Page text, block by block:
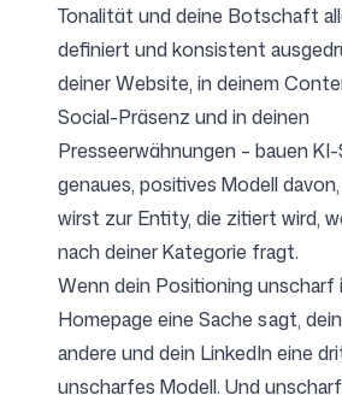
Tonalität und deine Botschaft
definiert und konsistent
deiner Website, in deinem
Social-Präsenz und in deinen
Presseerwähnungen – bauen
genaues, positives Modell
wirst zur Entity, die zitiert wird,
nach deiner Kategorie fragt.
Wenn dein Positioning unscharf
Homepage eine Sache sagt,
andere und dein LinkedIn eine
unscharfes Modell. Und